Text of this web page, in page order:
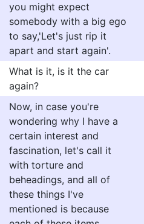
you might expect
somebody with a big ego
to say,'Let's just rip it
apart and start again'.
What is it, is it the car
again?
Now, in case you're
wondering why I have a
certain interest and
fascination, let's call it
with torture and
beheadings, and all of
these things I've
mentioned is because